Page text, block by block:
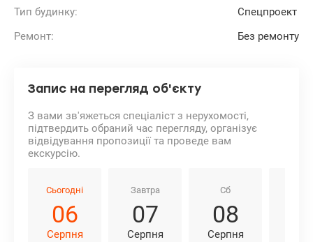
Тип будинку:
Спецпроект
Ремонт:
Без ремонту
Запис на перегляд об'єкту
З вами зв'яжеться спеціаліст з нерухомості,
підтвердить обраний час перегляду, організує
відвідування пропозиції та проведе вам
екскурсію.
Сьогодні
06
Серпня
Завтра
07
Серпня
Сб
08
Серпня